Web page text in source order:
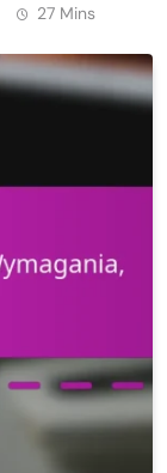
27 Mins